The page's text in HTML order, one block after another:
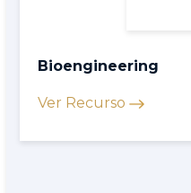
Bioengineering
Ver Recurso